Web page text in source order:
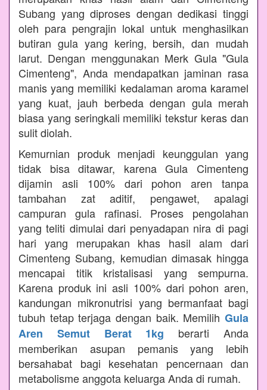
Subang yang diproses dengan dedikasi tinggi
oleh para pengrajin lokal untuk menghasilkan
butiran gula yang kering, bersih, dan mudah
larut. Dengan menggunakan Merk Gula "Gula
Cimenteng", Anda mendapatkan jaminan rasa
manis yang memiliki kedalaman aroma karamel
yang kuat, jauh berbeda dengan gula merah
biasa yang seringkali memiliki tekstur keras dan
sulit diolah.
Kemurnian produk menjadi keunggulan yang
tidak bisa ditawar, karena Gula Cimenteng
dijamin asli 100% dari pohon aren tanpa
tambahan zat aditif, pengawet, apalagi
campuran gula rafinasi. Proses pengolahan
yang teliti dimulai dari penyadapan nira di pagi
hari yang merupakan khas hasil alam dari
Cimenteng Subang, kemudian dimasak hingga
mencapai titik kristalisasi yang sempurna.
Karena produk ini asli 100% dari pohon aren,
kandungan mikronutrisi yang bermanfaat bagi
tubuh tetap terjaga dengan baik. Memilih Gula
Aren Semut Berat 1kg berarti Anda
memberikan asupan pemanis yang lebih
bersahabat bagi kesehatan pencernaan dan
metabolisme anggota keluarga Anda di rumah.